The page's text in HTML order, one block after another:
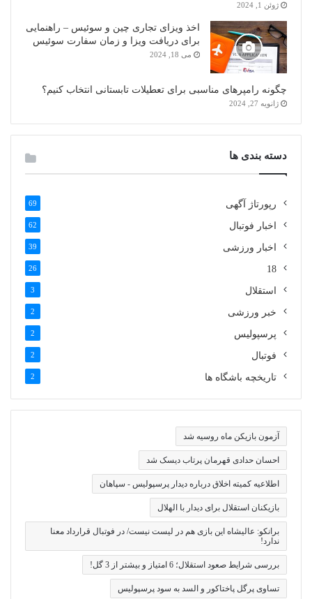
ژوئن 1, 2024
اخذ ویزای تجاری چین و سوئیس – راهنمایی
برای دریافت ویزا و زمان سفارت سوئیس
می 18, 2024
چگونه رامپرهای مناسبی برای تعطیلات تابستانی انتخاب کنیم؟
ژانویه 27, 2024
دسته بندی ها
رپورتاژ آگهی 69
اخبار فوتبال 62
اخبار ورزشی 39
18
26
استقلال 3
خبر ورزشی 2
پرسپولیس 2
فوتبال 2
تاریخچه باشگاه ها 2
آزمون بازیکن ماه روسیه شد
احسان حدادی قهرمان پرتاب دیسک شد
اطلاعیه کمیته اخلاق درباره دیدار پرسپولیس - سپاهان
بازیکنان استقلال برای دیدار با الهلال
برانکو: عالیشاه این بازی هم در لیست نیست/ در فوتبال قرارداد معنا
ندارد!
بررسی شرایط صعود استقلال؛ 6 امتیاز و بیشتر از 3 گل!
تساوی پرگل پاختاکور و السد به سود پرسپولیس